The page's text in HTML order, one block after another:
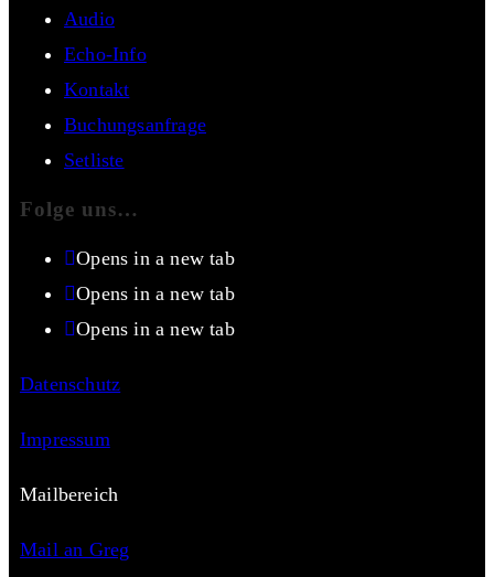
Audio
Echo-Info
Kontakt
Buchungsanfrage
Setliste
Folge uns…
Opens in a new tab
Opens in a new tab
Opens in a new tab
Datenschutz
Impressum
Mailbereich
Mail an Greg